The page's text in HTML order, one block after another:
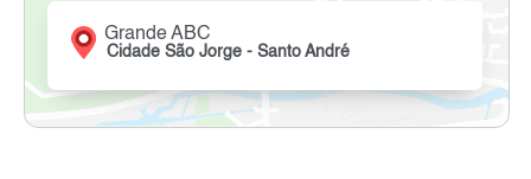
Grande ABC
Cidade São Jorge - Santo André